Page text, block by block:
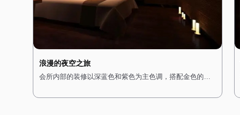
浪漫的夜空之旅
会所内部的装修以深蓝色和紫色为主色调，搭配金色的装
主题的艺术作品，让人仿佛能感受到宇宙的浩瀚。 桑拿房